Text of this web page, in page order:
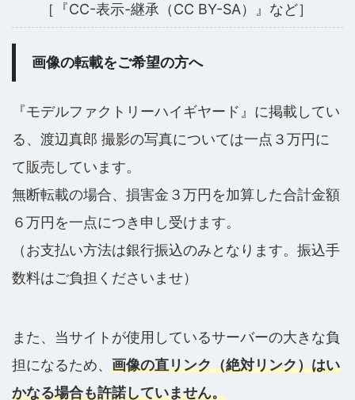
［『CC-表示-継承（CC BY-SA）』など］
画像の転載をご希望の方へ
『モデルファクトリーハイギヤード』に掲載してい
る、渡辺真郎 撮影の写真については一点３万円に
て販売しています。
無断転載の場合、損害金３万円を加算した合計金額
６万円を一点につき申し受けます。
（お支払い方法は銀行振込のみとなります。振込手
数料はご負担くださいませ）
また、当サイトが使用しているサーバーの大きな負
担になるため、 画像の直リンク（絶対リンク）はい
かなる場合も許諾していません。